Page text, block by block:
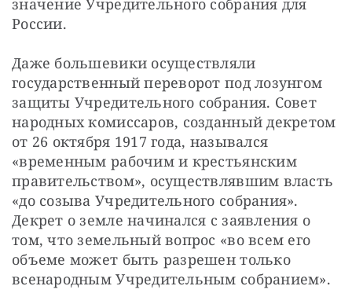
значение Учредительного собрания для
России.
Даже большевики осуществляли
государственный переворот под лозунгом
защиты Учредительного собрания. Совет
народных комиссаров, созданный декретом
от 26 октября 1917 года, назывался
«временным рабочим и крестьянским
правительством», осуществлявшим власть
«до созыва Учредительного собрания».
Декрет о земле начинался с заявления о
том, что земельный вопрос «во всем его
объеме может быть разрешен только
всенародным Учредительным собранием».